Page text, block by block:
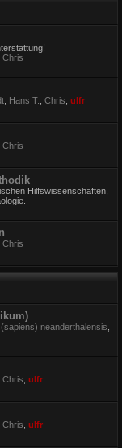
Chris
Hans T. Chris ulfr
Chris
Hilfswissenschaften,
Chris
(sapiens) neanderthalensis
Chris ulfr
Chris ulfr